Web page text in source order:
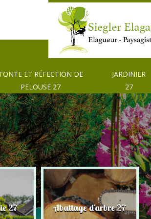
ET RÉFECTION DE
PELOUSE 27
JARDINIER
27
27 Abattage d'arbre 27